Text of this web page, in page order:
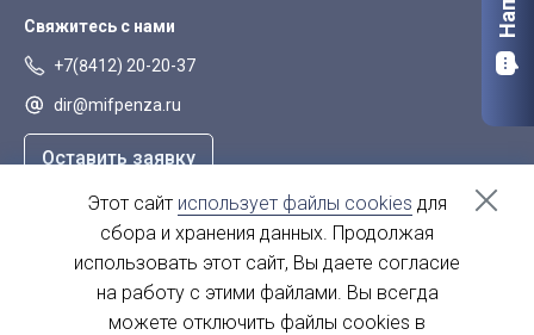
Свяжитесь с нами
+7(8412) 20-20-37
dir@mifpenza.ru
Оставить заявку
г. Пенза, ул. Аустрина, 139а
пн-пт - с 9.00-18.00
сб, вс - выходной
Этот сайт использует файлы cookies для
сбора и хранения данных. Продолжая
использовать этот сайт, Вы даете согласие
на работу с этими файлами. Вы всегда
можете отключить файлы cookies в